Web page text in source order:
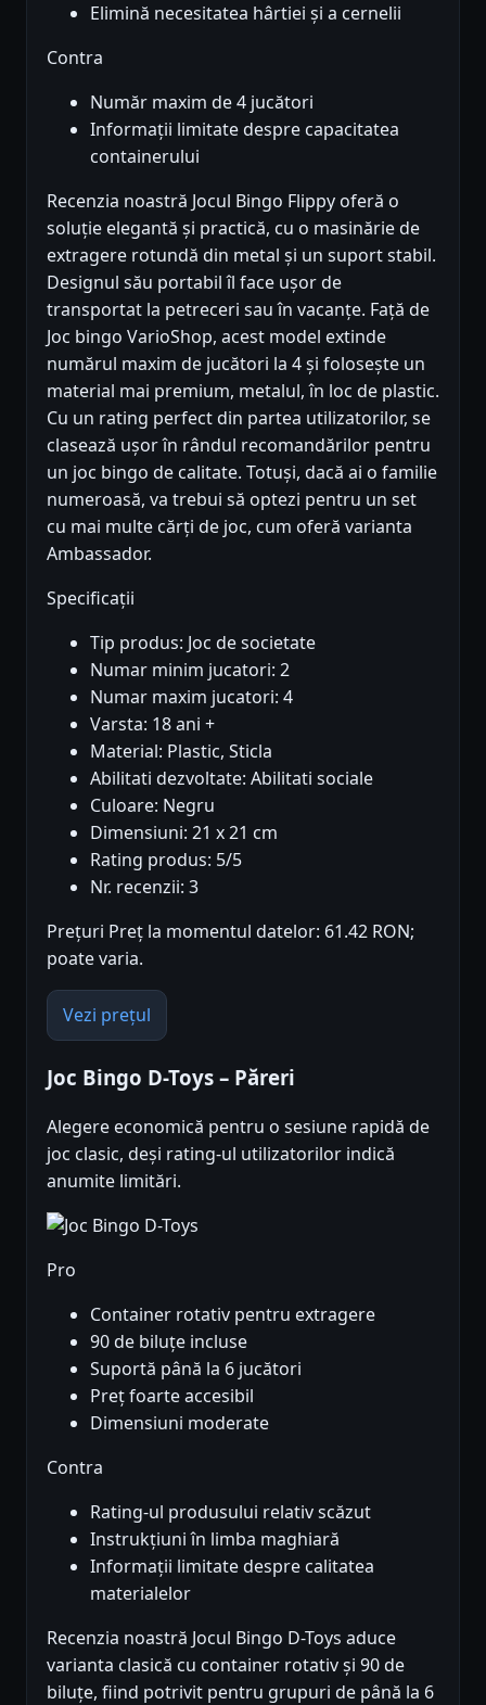
Elimină necesitatea hârtiei și a cernelii
Contra
Număr maxim de 4 jucători
Informații limitate despre capacitatea
containerului
Recenzia noastră Jocul Bingo Flippy oferă o
soluție elegantă și practică, cu o masinărie de
extragere rotundă din metal și un suport stabil.
Designul său portabil îl face ușor de
transportat la petreceri sau în vacanțe. Față de
Joc bingo VarioShop, acest model extinde
numărul maxim de jucători la 4 și folosește un
material mai premium, metalul, în loc de plastic.
Cu un rating perfect din partea utilizatorilor, se
clasează ușor în rândul recomandărilor pentru
un joc bingo de calitate. Totuși, dacă ai o familie
numeroasă, va trebui să optezi pentru un set
cu mai multe cărți de joc, cum oferă varianta
Ambassador.
Specificații
Tip produs: Joc de societate
Numar minim jucatori: 2
Numar maxim jucatori: 4
Varsta: 18 ani +
Material: Plastic, Sticla
Abilitati dezvoltate: Abilitati sociale
Culoare: Negru
Dimensiuni: 21 x 21 cm
Rating produs: 5/5
Nr. recenzii: 3
Prețuri Preț la momentul datelor: 61.42 RON;
poate varia.
Vezi prețul
Joc Bingo D-Toys – Păreri
Alegere economică pentru o sesiune rapidă de
joc clasic, deși rating-ul utilizatorilor indică
anumite limitări.
Pro
Container rotativ pentru extragere
90 de biluțe incluse
Suportă până la 6 jucători
Preț foarte accesibil
Dimensiuni moderate
Contra
Rating-ul produsului relativ scăzut
Instrukțiuni în limba maghiară
Informații limitate despre calitatea
materialelor
Recenzia noastră Jocul Bingo D-Toys aduce
varianta clasică cu container rotativ și 90 de
biluțe, fiind potrivit pentru grupuri de până la 6